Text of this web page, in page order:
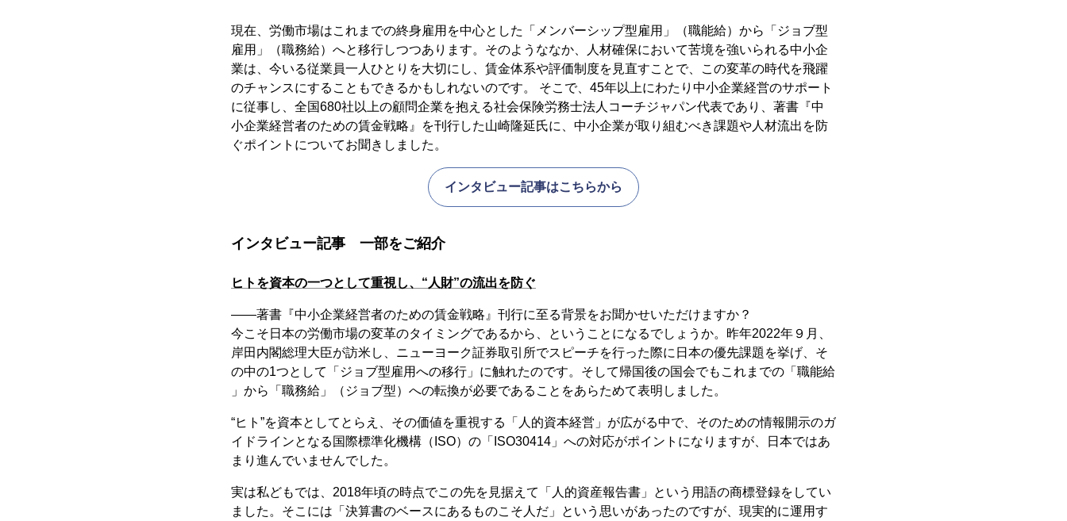
現在、労働市場はこれまでの終身雇用を中心とした「メンバーシップ型雇用」（職能給）から「ジョブ型
雇用」（職務給）へと移行しつつあります。そのようななか、人材確保において苦境を強いられる中小企
業は、今いる従業員一人ひとりを大切にし、賃金体系や評価制度を見直すことで、この変革の時代を飛躍
のチャンスにすることもできるかもしれないのです。 そこで、45年以上にわたり中小企業経営のサポート
に従事し、全国680社以上の顧問企業を抱える社会保険労務士法人コーチジャパン代表であり、著書『中
小企業経営者のための賃金戦略』を刊行した山崎隆延氏に、中小企業が取り組むべき課題や人材流出を防
ぐポイントについてお聞きしました。
インタビュー記事はこちらから
インタビュー記事 一部をご紹介
ヒトを資本の一つとして重視し、“人財”の流出を防ぐ
――著書『中小企業経営者のための賃金戦略』刊行に至る背景をお聞かせいただけますか？
今こそ日本の労働市場の変革のタイミングであるから、ということになるでしょうか。昨年2022年９月、
岸田内閣総理大臣が訪米し、ニューヨーク証券取引所でスピーチを行った際に日本の優先課題を挙げ、そ
の中の1つとして「ジョブ型雇用への移行」に触れたのです。そして帰国後の国会でもこれまでの「職能給
」から「職務給」（ジョブ型）への転換が必要であることをあらためて表明しました。
“ヒト”を資本としてとらえ、その価値を重視する「人的資本経営」が広がる中で、そのための情報開示のガ
イドラインとなる国際標準化機構（ISO）の「ISO30414」への対応がポイントになりますが、日本ではあ
まり進んでいませんでした。
実は私どもでは、2018年頃の時点でこの先を見据えて「人的資産報告書」という用語の商標登録をしてい
ました。そこには「決算書のベースにあるものこそ人だ」という思いがあったのですが、現実的に運用す